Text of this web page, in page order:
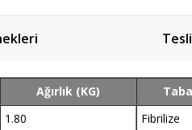
Ağırlık (KG)
1.80 Fibrilize